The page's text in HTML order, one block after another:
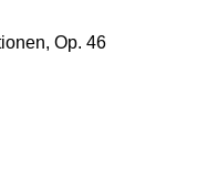
Op. 46